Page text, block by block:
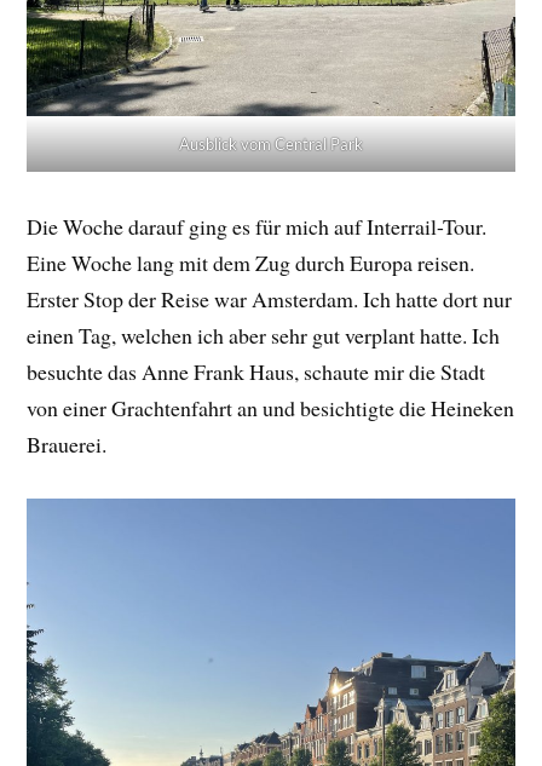
Ausblick vom Central Park
Die Woche darauf ging es für mich auf Interrail-Tour.
Eine Woche lang mit dem Zug durch Europa reisen.
Erster Stop der Reise war Amsterdam. Ich hatte dort nur
einen Tag, welchen ich aber sehr gut verplant hatte. Ich
besuchte das Anne Frank Haus, schaute mir die Stadt
von einer Grachtenfahrt an und besichtigte die Heineken
Brauerei.